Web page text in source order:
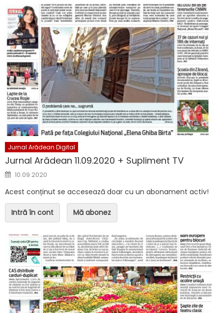
Jurnal Arădean Digital
Jurnal Arădean 11.09.2020 + Supliment TV
Posted on
10.09.2020
Acest conținut se accesează doar cu un abonament activ!
Intră în cont Mă abonez